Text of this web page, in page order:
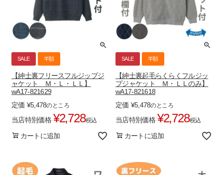
SALE 半額
【紳士裏フリースフルジップジ
ャケット Ｍ・Ｌ・ＬＬ】
wA17-821629
定価 ¥5,478のところ
当店特別価格 ¥2,728税込
カートに追加
SALE 半額
【紳士裏起毛らくらくフルジッ
プジャケット Ｍ・ＬＬのみ】
wA17-821618
定価 ¥5,478のところ
当店特別価格 ¥2,728税込
カートに追加